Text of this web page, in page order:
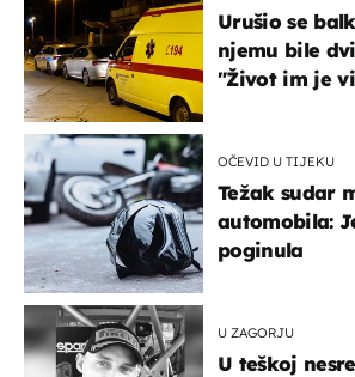
Urušio se
njemu bile
"Život im je
OČEVID U TIJEKU
Težak sudar
automobila:
poginula
U ZAGORJU
U teškoj